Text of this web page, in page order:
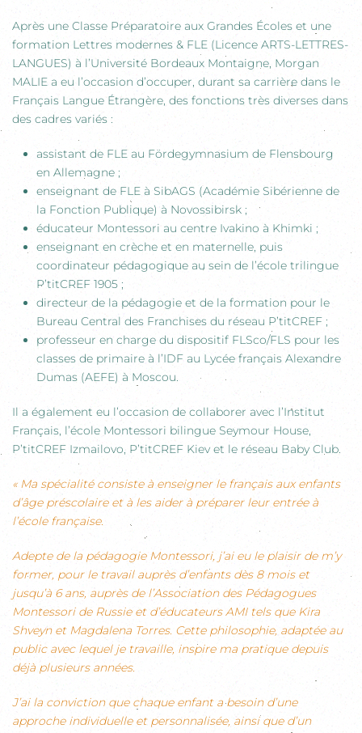
Après une Classe Préparatoire aux Grandes Écoles et une
formation Lettres modernes & FLE (Licence ARTS-LETTRES-
LANGUES) à l’Université Bordeaux Montaigne, Morgan
MALIE a eu l’occasion d’occuper, durant sa carrière dans le
Français Langue Étrangère, des fonctions très diverses dans
des cadres variés :
assistant de FLE au Fördegymnasium de Flensbourg
en Allemagne ;
enseignant de FLE à SibAGS (Académie Sibérienne de
la Fonction Publique) à Novossibirsk ;
éducateur Montessori au centre Ivakino à Khimki ;
enseignant en crèche et en maternelle, puis
coordinateur pédagogique au sein de l’école trilingue
P’titCREF 1905 ;
directeur de la pédagogie et de la formation pour le
Bureau Central des Franchises du réseau P’titCREF ;
professeur en charge du dispositif FLSco/FLS pour les
classes de primaire à l’IDF au Lycée français Alexandre
Dumas (AEFE) à Moscou.
Il a également eu l’occasion de collaborer avec l’Institut
Français, l’école Montessori bilingue Seymour House,
P’titCREF Izmailovo, P’titCREF Kiev et le réseau Baby Club.
« Ma spécialité consiste à enseigner le français aux enfants
d’âge préscolaire et à les aider à préparer leur entrée à
l’école française.
Adepte de la pédagogie Montessori, j’ai eu le plaisir de m’y
former, pour le travail auprès d’enfants dès 8 mois et
jusqu’à 6 ans, auprès de l’Association des Pédagogues
Montessori de Russie et d’éducateurs AMI tels que Kira
Shveyn et Magdalena Torres. Cette philosophie, adaptée au
public avec lequel je travaille, inspire ma pratique depuis
déjà plusieurs années.
J’ai la conviction que chaque enfant a besoin d’une
approche individuelle et personnalisée, ainsi que d’un